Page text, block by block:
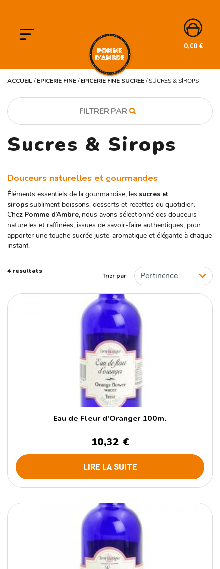
0,00 €
ACCUEIL/EPICERIE FINE/EPICERIE FINE SUCREE/SUCRES & SIROPS
FILTRER PAR
CATÉGORIE
Epicerie fine
MARQUE
L'Alchimiste
Terre Exotique
ORIGINE
France
Sucres & Sirops
Douceurs naturelles et gourmandes
Éléments essentiels de la gourmandise, les sucres et
sirops subliment boissons, desserts et recettes du quotidien.
Chez Pomme d’Ambre, nous avons sélectionné des douceurs
naturelles et raffinées, issues de savoir-faire authentiques, pour
apporter une touche sucrée juste, aromatique et élégante à chaque
instant.
4 resultats
Trier par
Eau de Fleur d’Oranger 100ml
10,32 €
LIRE LA SUITE